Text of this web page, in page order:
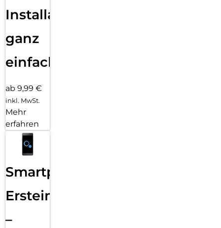
Installation
ganz
einfach
ab 9,99 €
inkl. MwSt.
Mehr
erfahren
Smartphone
Ersteinrichtung
–